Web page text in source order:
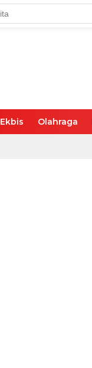
Ekbis Olahraga